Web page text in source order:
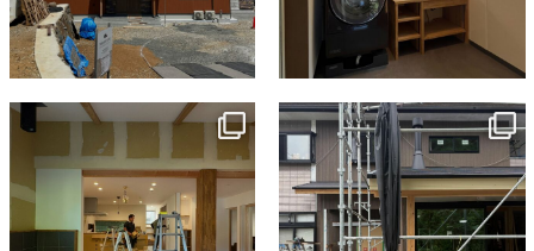
tomohouseinc
tomohouseinc
6月 3